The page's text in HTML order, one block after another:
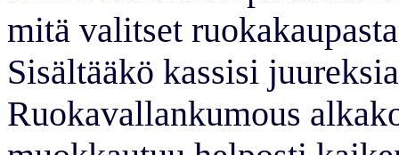
mitä valitset
Sisältääkö kassisi
Ruokavallankumous